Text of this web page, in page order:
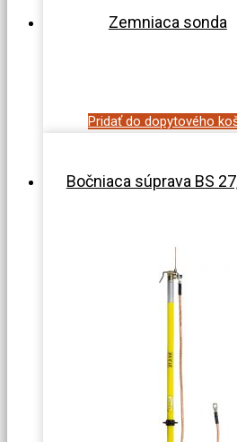
Zemniaca sonda
Pridať do dopytového
Bočniaca súprava BS